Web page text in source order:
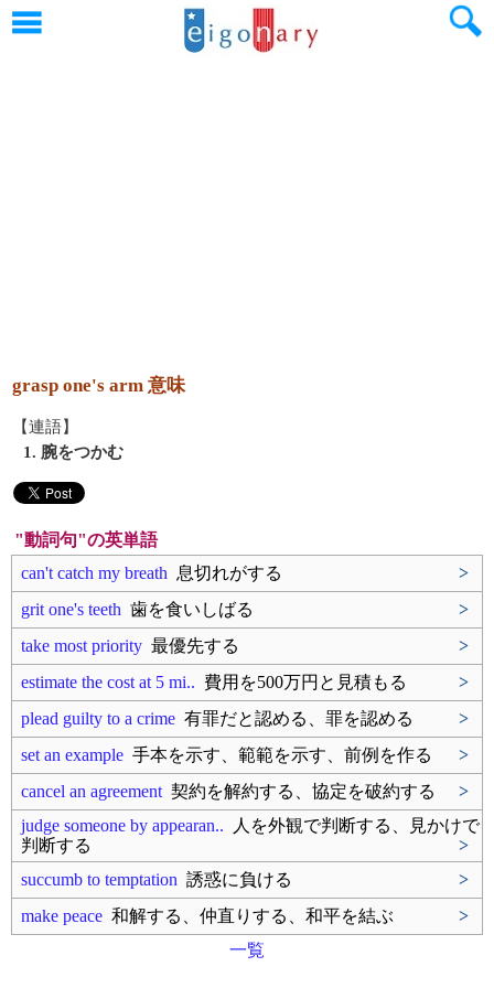
grasp one's arm 意味
【連語】
1. 腕をつかむ
"動詞句"の英単語
can't catch my breath 息切れがする
>
grit one's teeth 歯を食いしばる
>
take most priority 最優先する
>
estimate the cost at 5 mi.. 費用を500万円と見積もる
>
plead guilty to a crime 有罪だと認める、罪を認める
>
set an example 手本を示す、範範を示す、前例を作る
>
cancel an agreement 契約を解約する、協定を破約する
>
judge someone by appearan.. 人を外観で判断する、見かけで
判断する
>
succumb to temptation 誘惑に負ける
>
make peace 和解する、仲直りする、和平を結ぶ
>
一覧